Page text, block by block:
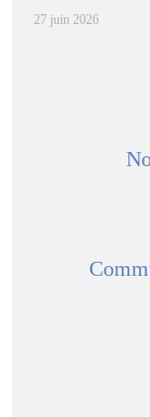
27 juin 2026